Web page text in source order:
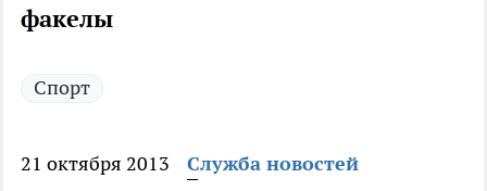
факелы
Спорт
21 октября 2013
Служба новостей